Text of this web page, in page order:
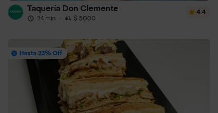
Taquería Don Clemente
24 min · $ 5000
4.4
Hasta 23% Off